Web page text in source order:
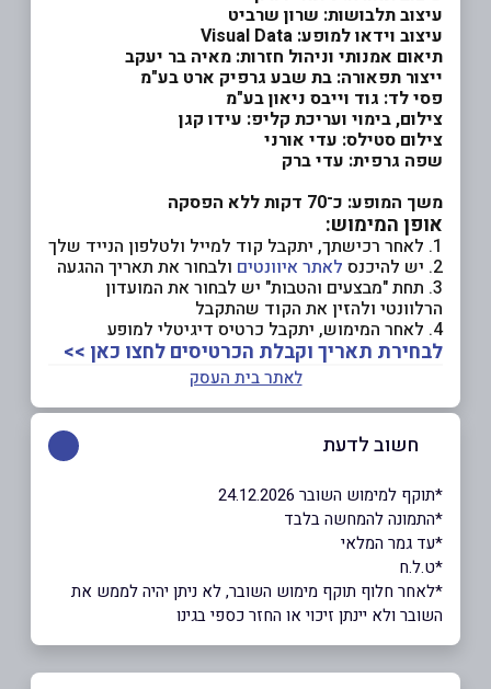
עיצוב תלבושות: שרון שרביט
עיצוב וידאו למופע: Visual Data
תיאום אמנותי וניהול חזרות: מאיה בר יעקב
ייצור תפאורה: בת שבע גרפיק ארט בע"מ
פסי לד: גוד וייבס ניאון בע"מ
צילום, בימוי ועריכת קליפ: עידו קגן
צילום סטילס: עדי אורני
שפה גרפית: עדי ברק
משך המופע: כ־70 דקות ללא הפסקה
אופן המימוש:
1. לאחר רכישתך, יתקבל קוד למייל ולטלפון הנייד שלך
2. יש להיכנס לאתר איוונטים ולבחור את תאריך ההגעה
3. תחת "מבצעים והטבות" יש לבחור את המועדון
הרלוונטי ולהזין את הקוד שהתקבל
4. לאחר המימוש, יתקבל כרטיס דיגיטלי למופע
לבחירת תאריך וקבלת הכרטיסים לחצו כאן >>
לאתר בית העסק
חשוב לדעת
*תוקף למימוש השובר 24.12.2026
*התמונה להמחשה בלבד
*עד גמר המלאי
*ט.ל.ח
*לאחר חלוף תוקף מימוש השובר, לא ניתן יהיה לממש את
השובר ולא יינתן זיכוי או החזר כספי בגינו